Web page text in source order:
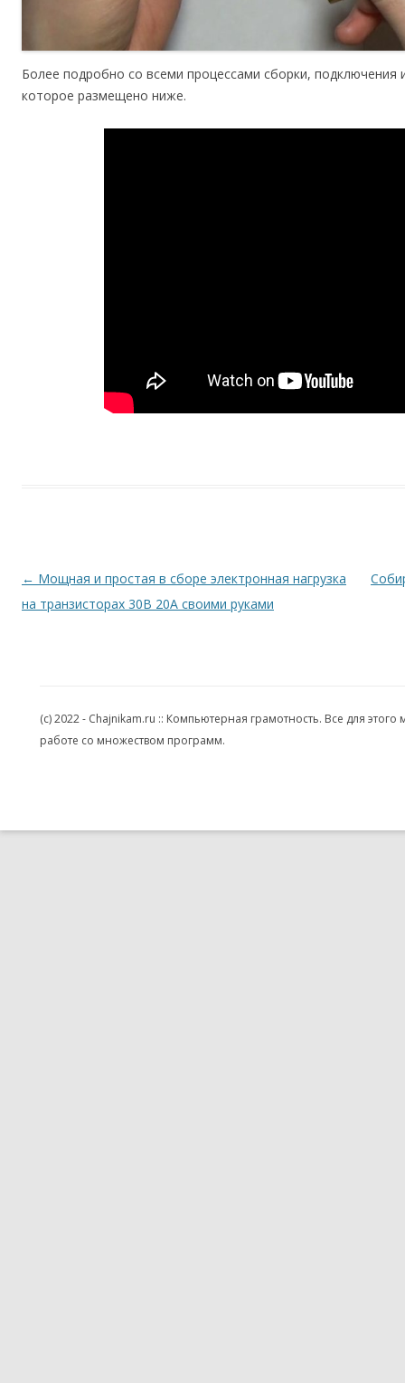
Более подробно со всеми процессами сборки,
которое размещено ниже.
Навигация по записям
← Мощная и простая в сборе электронная нагрузка
на транзисторах 30В 20А своими руками
(c) 2022 - Chajnikam.ru :: Компьютерная грамотность. Все для
работе со множеством программ.